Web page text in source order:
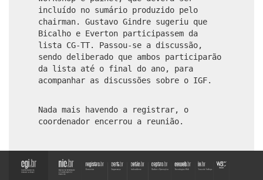
incluído no sumário produzido pelo
chairman. Gustavo Gindre sugeriu que
Bicalho e Everton participassem da
lista CG-TT. Passou-se a discussão,
sendo deliberado que ambos participarão
da lista até o final do ano, para
acompanhar as discussões sobre o IGF.
Nada mais havendo a registrar, o
coordenador encerrou a reunião.